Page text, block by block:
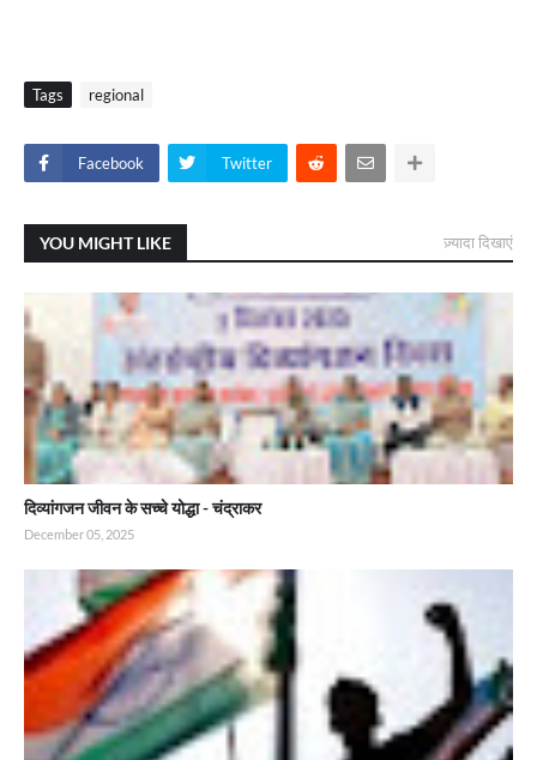
Tags regional
Facebook Twitter
YOU MIGHT LIKE ज़्यादा दिखाएं
दिव्यांगजन जीवन के सच्चे योद्धा - चंद्राकर
December 05, 2025